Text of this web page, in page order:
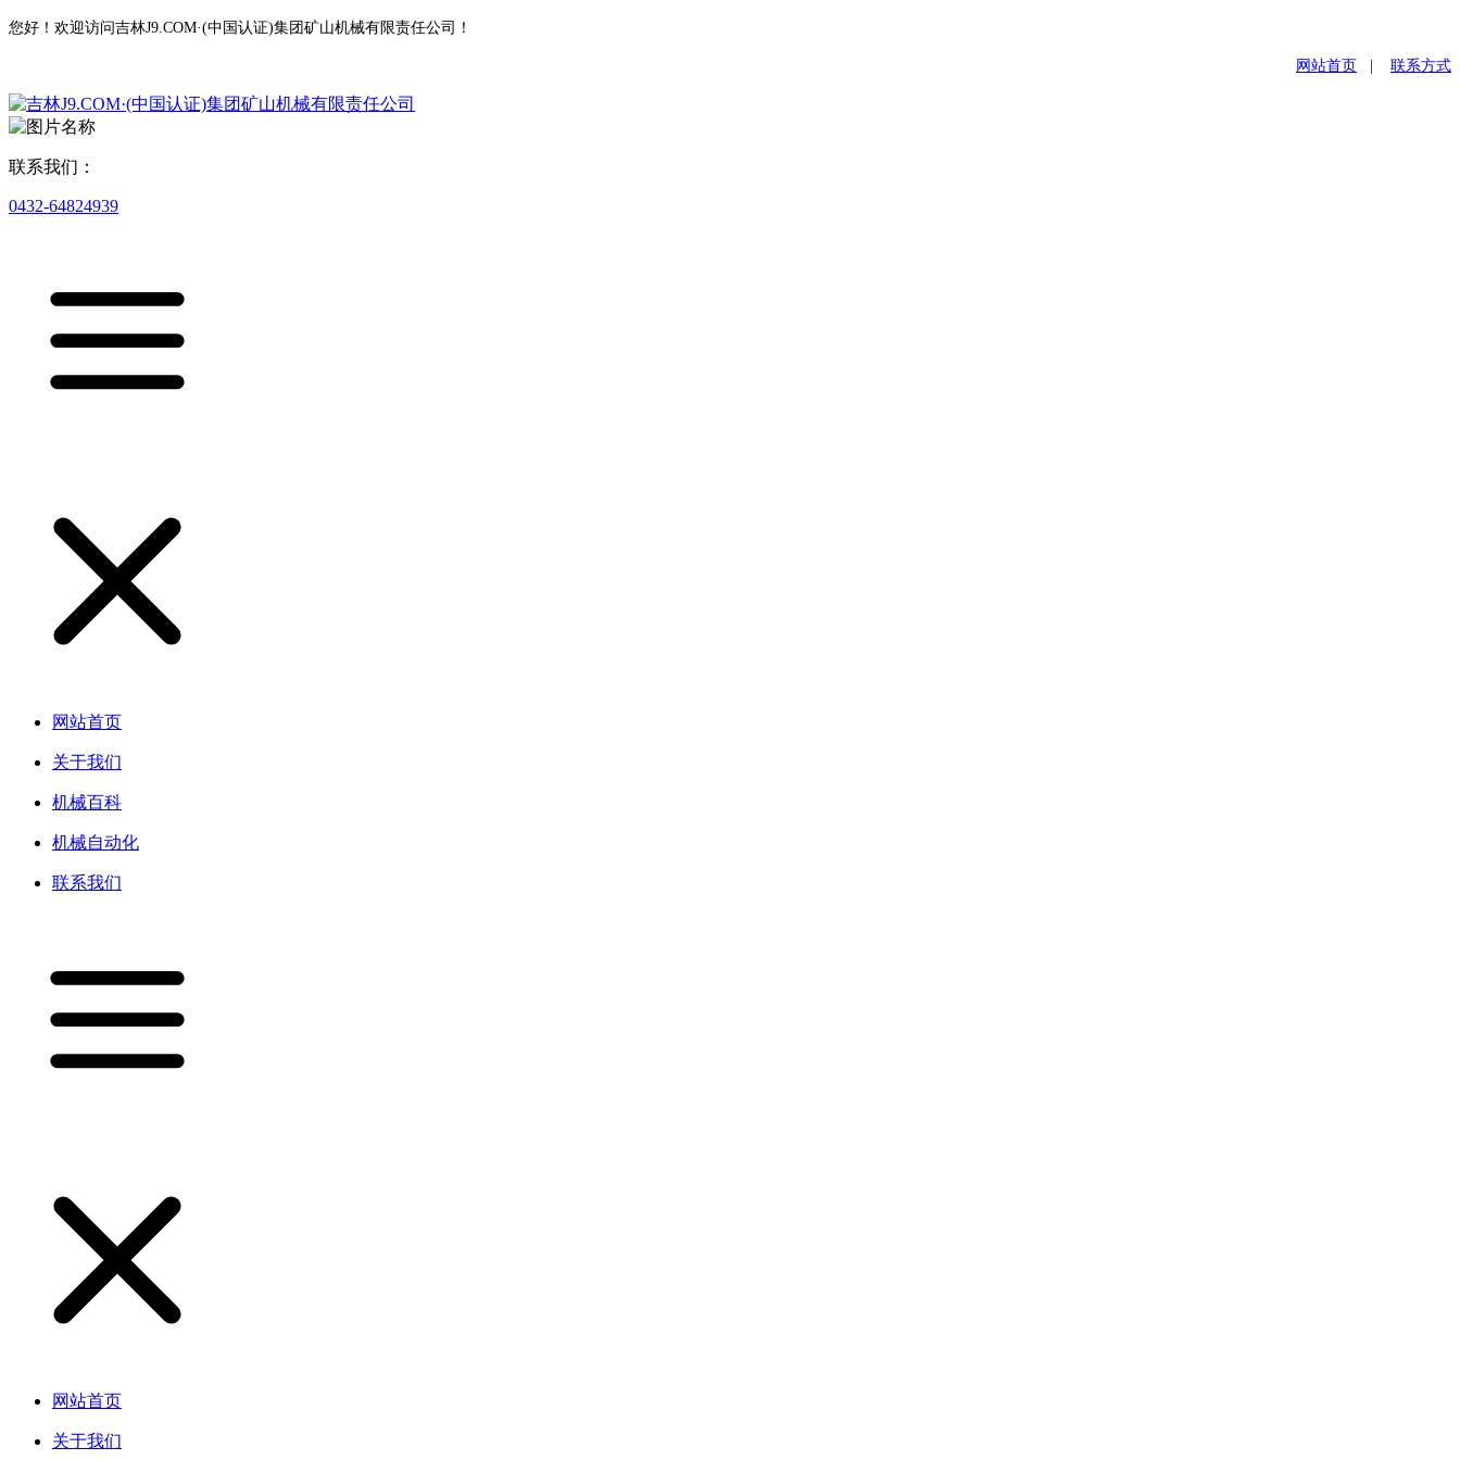
您好！欢迎访问吉林J9.COM·(中国认证)集团矿山机械有限责任公司！
网站首页 联系方式
联系我们：
0432-64824939
网站首页
关于我们
机械百科
机械自动化
联系我们
网站首页
关于我们